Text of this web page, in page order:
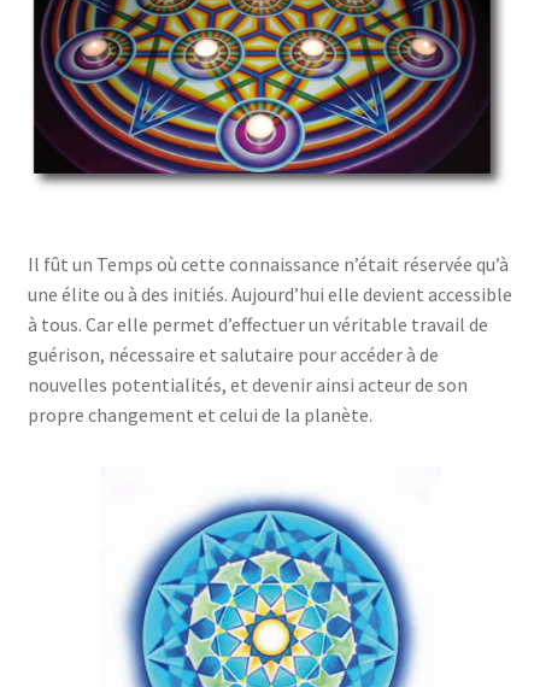
Me contacter
Mon compte
Panier
Il fût un Temps où cette connaissance n’était réservée qu’à
une élite ou à des initiés. Aujourd’hui elle devient accessible
à tous. Car elle permet d’effectuer un véritable travail de
guérison, nécessaire et salutaire pour accéder à de
nouvelles potentialités, et devenir ainsi acteur de son
propre changement et celui de la planète.